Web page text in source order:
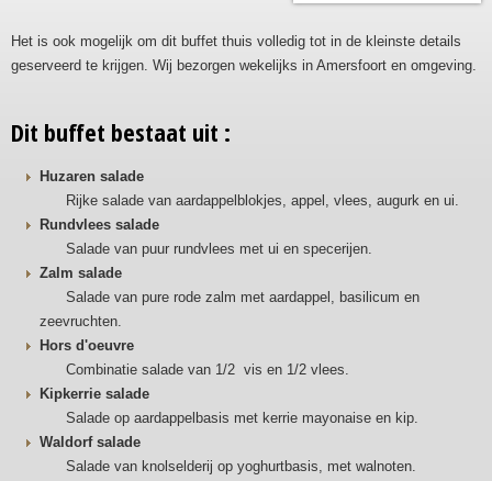
Het is ook mogelijk om dit buffet thuis volledig tot in de kleinste details
geserveerd te krijgen. Wij bezorgen wekelijks in Amersfoort en omgeving.
Dit buffet bestaat uit :
Huzaren salade
Rijke salade van aardappelblokjes, appel, vlees, augurk en ui.
Rundvlees salade
Salade van puur rundvlees met ui en specerijen.
Zalm salade
Salade van pure rode zalm met aardappel, basilicum en
zeevruchten.
Hors d'oeuvre
Combinatie salade van 1/2 vis en 1/2 vlees.
Kipkerrie salade
Salade op aardappelbasis met kerrie mayonaise en kip.
Waldorf salade
Salade van knolselderij op yoghurtbasis, met walnoten.